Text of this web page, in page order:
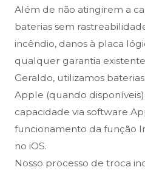
Além de não atingirem a
baterias sem
incêndio, danos à placa
qualquer garantia
Geraldo, utilizamos
Apple (quando
capacidade via software
funcionamento da função
no iOS.
Nosso processo de troca